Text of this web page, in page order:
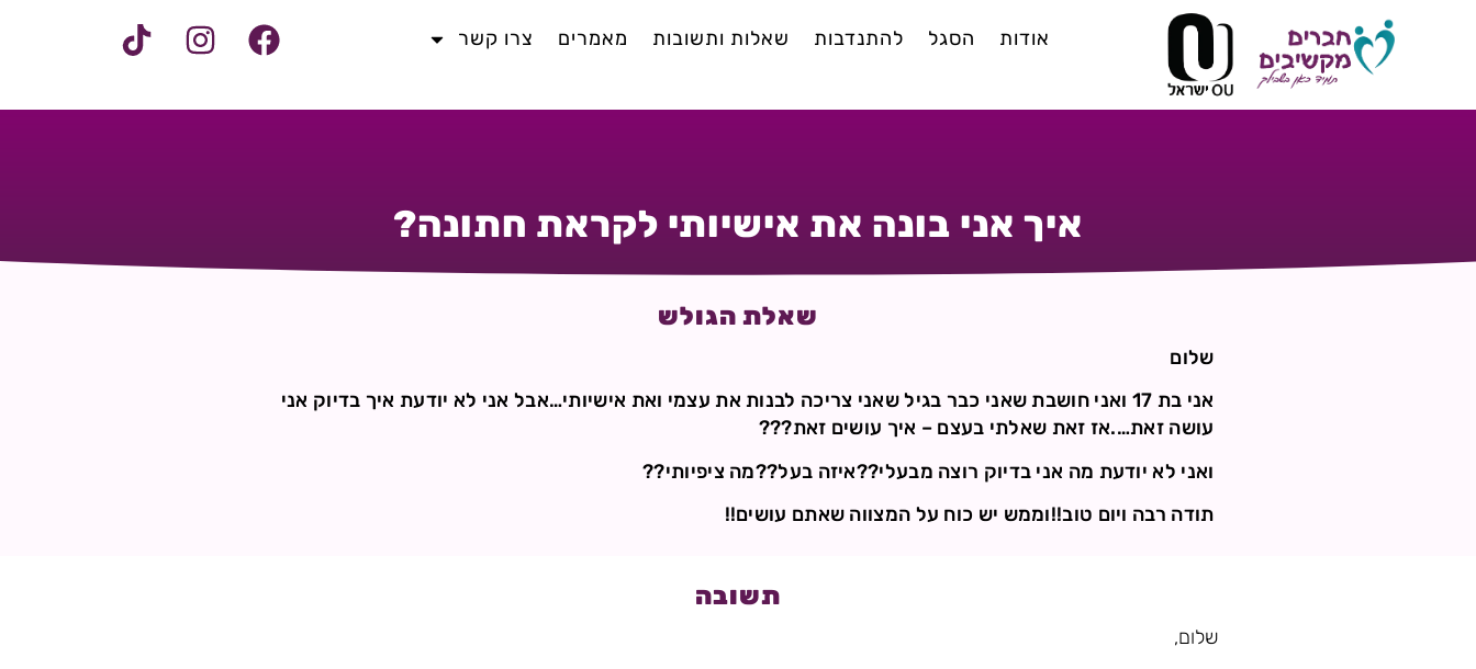
אודות הסגל להתנדבות שאלות ותשובות מאמרים צרו קשר
איך אני בונה את אישיותי לקראת חתונה?
שאלת הגולש
שלום
אני בת 17 ואני חושבת שאני כבר בגיל שאני צריכה לבנות את עצמי ואת אישיותי…אבל אני לא יודעת איך בדיוק אני
עושה זאת….אז זאת שאלתי בעצם – איך עושים זאת???
ואני לא יודעת מה אני בדיוק רוצה מבעלי??איזה בעל??מה ציפיותי??
תודה רבה ויום טוב!!וממש יש כוח על המצווה שאתם עושים!!
תשובה
שלום,